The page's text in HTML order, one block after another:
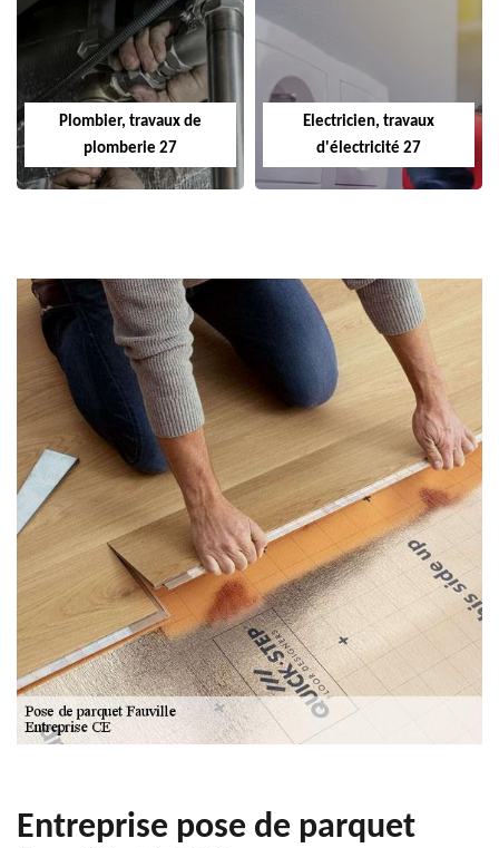
Plombier, travaux de
plomberie 27
Electricien, travaux
d'électricité 27
Entreprise pose de parquet